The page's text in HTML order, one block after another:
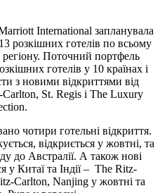
International запланувала
розкішних готелів по всьому
Поточний портфель
готелів у 10 країнах і
з новими відкриттями від
St. Regis і The Luxury
чотири готельні відкриття.
відкриється у жовтні, та
до Австралії. А також нові
у Китаї та Індії – The Ritz-
Carlton, Nanjing у жовтні та